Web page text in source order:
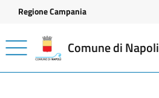
Vai ai contenuti
Vai al footer
Regione Campania
Comune di Napoli